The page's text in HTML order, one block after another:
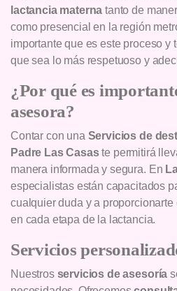
lactancia materna tanto de
como presencial en la región
importante que es este proceso y
que sea lo más respetuoso y
¿Por qué es
asesora?
Contar con una Servicios de
Padre Las Casaste permitirá
manera informada y segura. En
especialistas están capacitados
cualquier duda y a
en cada etapa de la lactancia.
Servicios
Nuestros servicios de asesoría